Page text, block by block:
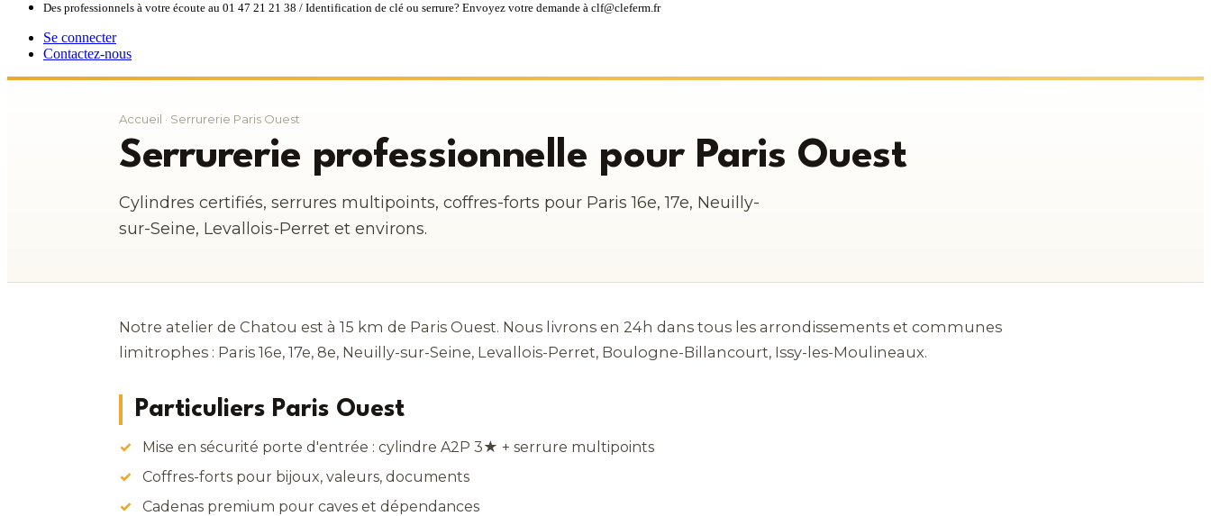
Des professionnels à votre écoute au 01 47 21 21 38 / Identification de clé ou serrure? Envoyez votre demande à clf@cleferm.fr
Se connecter
Contactez-nous
Accueil · Serrurerie Paris Ouest
Serrurerie professionnelle pour Paris Ouest
Cylindres certifiés, serrures multipoints, coffres-forts pour Paris 16e, 17e, Neuilly-
sur-Seine, Levallois-Perret et environs.
Notre atelier de Chatou est à 15 km de Paris Ouest. Nous livrons en 24h dans tous les arrondissements et communes
limitrophes : Paris 16e, 17e, 8e, Neuilly-sur-Seine, Levallois-Perret, Boulogne-Billancourt, Issy-les-Moulineaux.
Particuliers Paris Ouest
Mise en sécurité porte d'entrée : cylindre A2P 3★ + serrure multipoints
Coffres-forts pour bijoux, valeurs, documents
Cadenas premium pour caves et dépendances